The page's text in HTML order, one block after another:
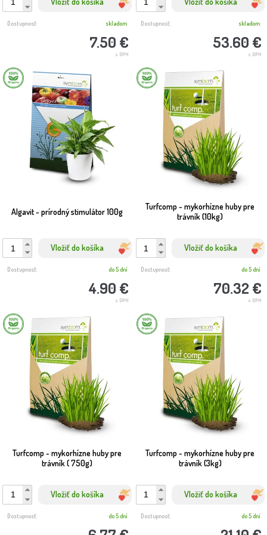
7.50 €
s DPH
Dostupnosť: skladom
53.60 €
s DPH
Dostupnosť: skladom
Algavit - prírodný stimulátor 100g
Vložiť do košíka
4.90 €
s DPH
Dostupnosť: do 5 dní
Turfcomp - mykorhízne huby pre
trávník (10kg)
Vložiť do košíka
70.32 €
s DPH
Dostupnosť: do 5 dní
Turfcomp - mykorhízne huby pre
trávník ( 750g)
Vložiť do košíka
Dostupnosť: do 5 dní
Turfcomp - mykorhízne huby pre
trávník (3kg)
Vložiť do košíka
Dostupnosť: do 5 dní